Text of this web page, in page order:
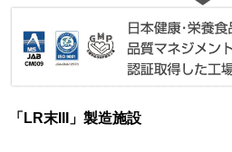
「LR末III」製造施設